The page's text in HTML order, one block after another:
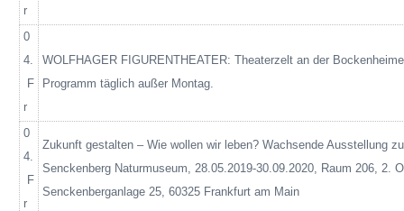
r
0
4.
F
r
WOLFHAGER FIGURENTHEATER: Theaterzelt an der
Programm täglich außer Montag.
0
4.
F
r
Zukunft gestalten – Wie wollen wir leben? Wachsende Ausstellung
Senckenberg Naturmuseum, 28.05.2019-30.09.2020, Raum 206, 2.
Senckenberganlage 25, 60325 Frankfurt am Main